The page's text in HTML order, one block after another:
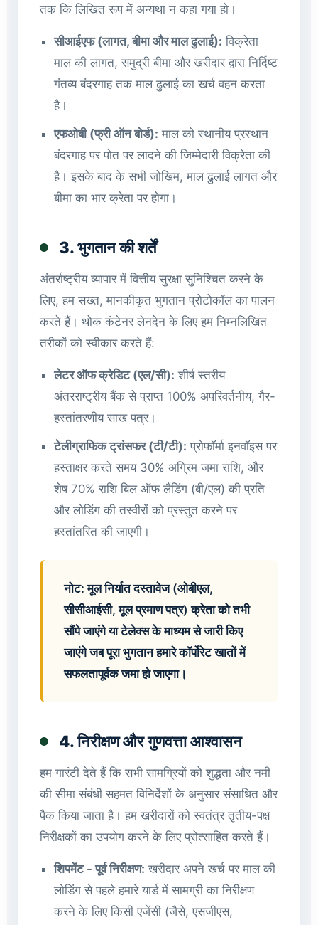
तक कि लिखित रूप में अन्यथा न कहा गया हो।
सीआईएफ (लागत, बीमा और माल ढुलाई): विक्रेता
माल की लागत, समुद्री बीमा और खरीदार द्वारा निर्दिष्ट
गंतव्य बंदरगाह तक माल ढुलाई का खर्च वहन करता
है।
एफओबी (फ्री ऑन बोर्ड): माल को स्थानीय प्रस्थान
बंदरगाह पर पोत पर लादने की जिम्मेदारी विक्रेता की
है। इसके बाद के सभी जोखिम, माल ढुलाई लागत और
बीमा का भार क्रेता पर होगा।
3. भुगतान की शर्तें
अंतर्राष्ट्रीय व्यापार में वित्तीय सुरक्षा सुनिश्चित करने के
लिए, हम सख्त, मानकीकृत भुगतान प्रोटोकॉल का पालन
करते हैं। थोक कंटेनर लेनदेन के लिए हम निम्नलिखित
तरीकों को स्वीकार करते हैं:
लेटर ऑफ क्रेडिट (एल/सी): शीर्ष स्तरीय
अंतरराष्ट्रीय बैंक से प्राप्त 100% अपरिवर्तनीय, गैर-
हस्तांतरणीय साख पत्र।
टेलीग्राफिक ट्रांसफर (टी/टी): प्रोफॉर्मा इनवॉइस पर
हस्ताक्षर करते समय 30% अग्रिम जमा राशि, और
शेष 70% राशि बिल ऑफ लैडिंग (बी/एल) की प्रति
और लोडिंग की तस्वीरों को प्रस्तुत करने पर
हस्तांतरित की जाएगी।
नोट: मूल निर्यात दस्तावेज (ओबीएल,
सीसीआईसी, मूल प्रमाण पत्र) क्रेता को तभी
सौंपे जाएंगे या टेलेक्स के माध्यम से जारी किए
जाएंगे जब पूरा भुगतान हमारे कॉर्पोरेट खातों में
सफलतापूर्वक जमा हो जाएगा।
4. निरीक्षण और गुणवत्ता आश्वासन
हम गारंटी देते हैं कि सभी सामग्रियों को शुद्धता और नमी
की सीमा संबंधी सहमत विनिर्देशों के अनुसार संसाधित और
पैक किया जाता है। हम खरीदारों को स्वतंत्र तृतीय-पक्ष
निरीक्षकों का उपयोग करने के लिए प्रोत्साहित करते हैं।
शिपमेंट - पूर्व निरीक्षण: खरीदार अपने खर्च पर माल की
लोडिंग से पहले हमारे यार्ड में सामग्री का निरीक्षण
करने के लिए किसी एजेंसी (जैसे, एसजीएस,